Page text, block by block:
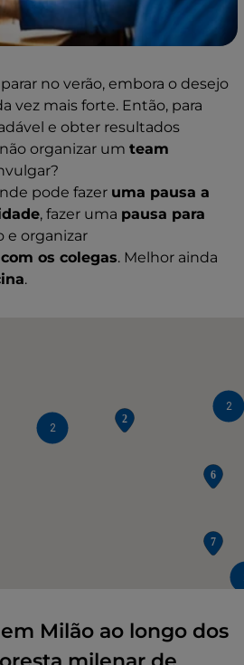
no verão, embora o desejo
vez mais forte. Então, para
e obter resultados
organizar um team
pode fazer uma pausa a
, fazer uma pausa para
e organizar
os colegas. Melhor ainda
.
2
2
Milão ao longo dos